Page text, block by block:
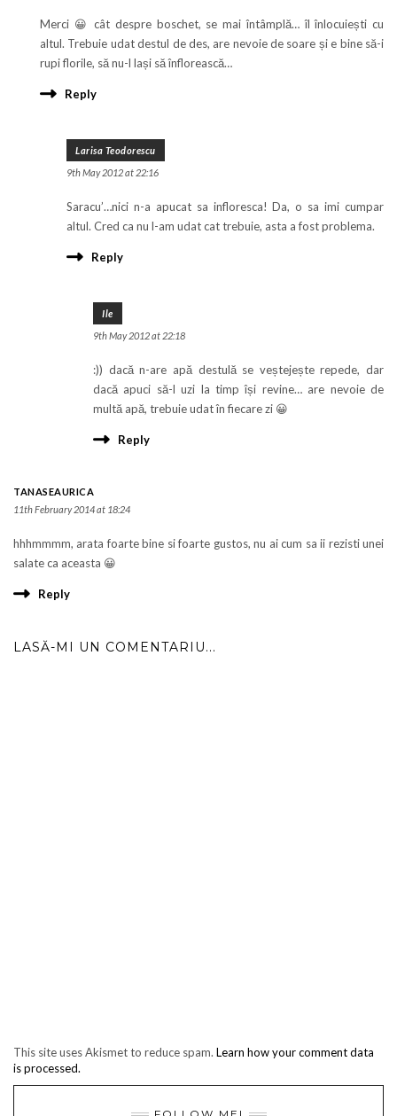
Merci 😀 cât despre boschet, se mai întâmplă… îl înlocuiești cu
altul. Trebuie udat destul de des, are nevoie de soare și e bine să-i
rupi florile, să nu-l lași să înflorească…
Reply
Larisa Teodorescu
9th May 2012 at 22:16
Saracu’…nici n-a apucat sa infloresca! Da, o sa imi cumpar
altul. Cred ca nu l-am udat cat trebuie, asta a fost problema.
Reply
Ile
9th May 2012 at 22:18
:)) dacă n-are apă destulă se veștejește repede, dar
dacă apuci să-l uzi la timp își revine… are nevoie de
multă apă, trebuie udat în fiecare zi 😀
Reply
TANASEAURICA
11th February 2014 at 18:24
hhhmmmm, arata foarte bine si foarte gustos, nu ai cum sa ii rezisti unei
salate ca aceasta 😀
Reply
LASĂ-MI UN COMENTARIU...
This site uses Akismet to reduce spam. Learn how your comment data
is processed.